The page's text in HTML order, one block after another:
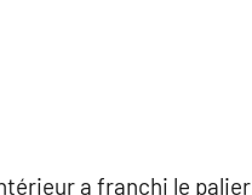
a franchi le palier